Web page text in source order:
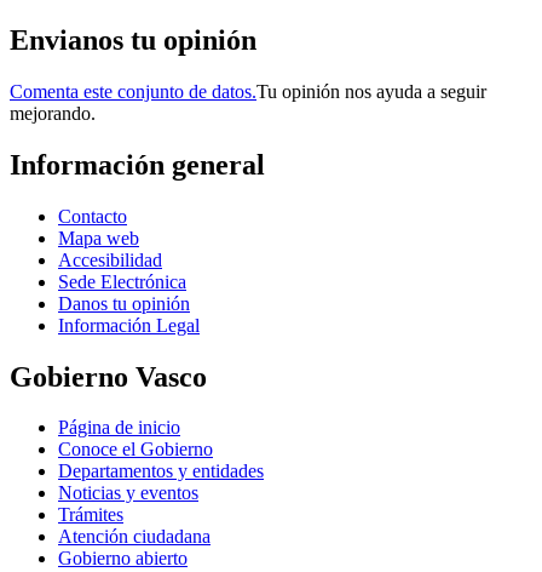
Envianos tu opinión
Comenta este conjunto de datos.Tu opinión nos ayuda a seguir
mejorando.
Información general
Contacto
Mapa web
Accesibilidad
Sede Electrónica
Danos tu opinión
Información Legal
Gobierno Vasco
Página de inicio
Conoce el Gobierno
Departamentos y entidades
Noticias y eventos
Trámites
Atención ciudadana
Gobierno abierto